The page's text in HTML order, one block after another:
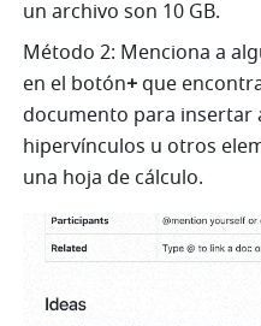
un archivo son 10 GB.
Método 2: Menciona a
en el botón+ que
documento para insertar
hipervínculos u otros
una hoja de cálculo.